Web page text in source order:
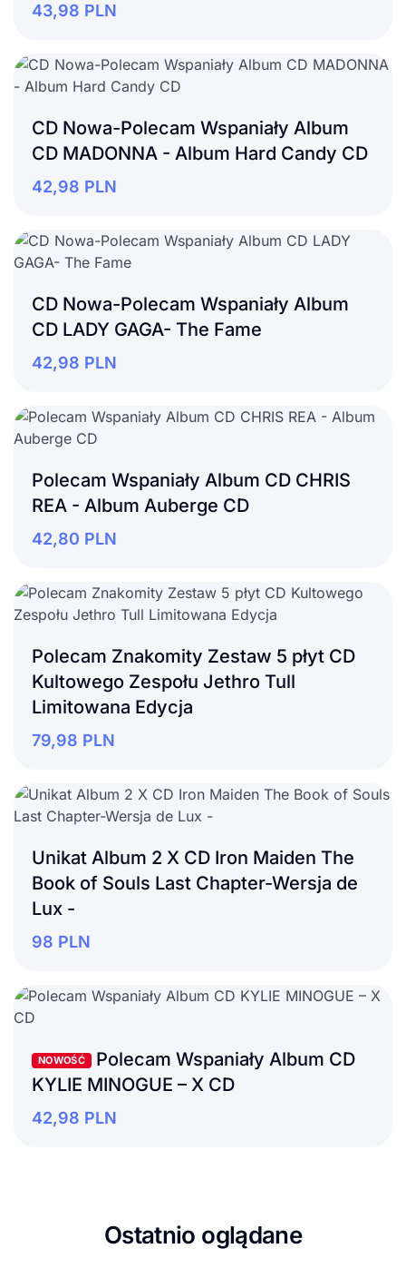
43,98 PLN
CD Nowa-Polecam Wspaniały Album
CD MADONNA - Album Hard Candy CD
42,98 PLN
CD Nowa-Polecam Wspaniały Album
CD LADY GAGA- The Fame
42,98 PLN
Polecam Wspaniały Album CD CHRIS
REA - Album Auberge CD
42,80 PLN
Polecam Znakomity Zestaw 5 płyt CD
Kultowego Zespołu Jethro Tull
Limitowana Edycja
79,98 PLN
Unikat Album 2 X CD Iron Maiden The
Book of Souls Last Chapter-Wersja de
Lux -
98 PLN
NOWOŚĆ Polecam Wspaniały Album CD
KYLIE MINOGUE – X CD
42,98 PLN
Ostatnio oglądane